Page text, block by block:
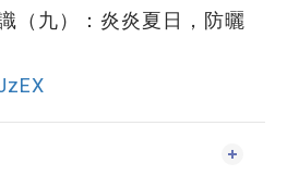
（九）：炎炎夏日，防曬